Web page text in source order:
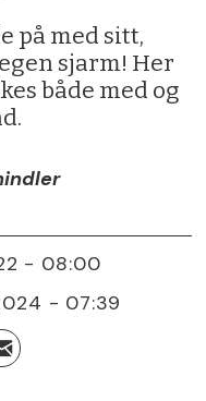
på med sitt,
sjarm! Her
både med og
- 08:00
- 07:39